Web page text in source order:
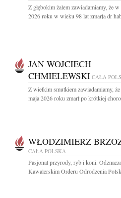
Z głębokim żalem zawiadamiamy, że
2026 roku w wieku 98 lat zmarła dr
JAN WOJCIECH
CHMIELEWSKI CAŁA
Z wielkim smutkiem zawiadamiamy,
maja 2026 roku zmarł po krótkiej
WŁODZIMIERZ
CAŁA POLSKA
Pasjonat przyrody, ryb i koni.
Kawalerskim Orderu Odrodzenia